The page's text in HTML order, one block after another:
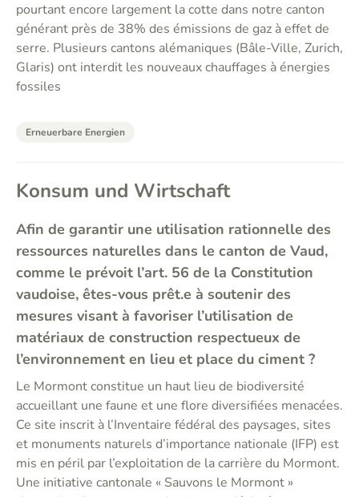
pourtant encore largement la cotte dans notre canton
générant près de 38% des émissions de gaz à effet de
serre. Plusieurs cantons alémaniques (Bâle-Ville, Zurich,
Glaris) ont interdit les nouveaux chauffages à énergies
fossiles
Erneuerbare Energien
Konsum und Wirtschaft
Afin de garantir une utilisation rationnelle des
ressources naturelles dans le canton de Vaud,
comme le prévoit l’art. 56 de la Constitution
vaudoise, êtes-vous prêt.e à soutenir des
mesures visant à favoriser l’utilisation de
matériaux de construction respectueux de
l’environnement en lieu et place du ciment ?
Le Mormont constitue un haut lieu de biodiversité
accueillant une faune et une flore diversifiées menacées.
Ce site inscrit à l’Inventaire fédéral des paysages, sites
et monuments naturels d’importance nationale (IFP) est
mis en péril par l’exploitation de la carrière du Mormont.
Une initiative cantonale « Sauvons le Mormont »